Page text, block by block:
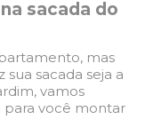
sacada do
mas
sua sacada seja a
vamos
para você montar